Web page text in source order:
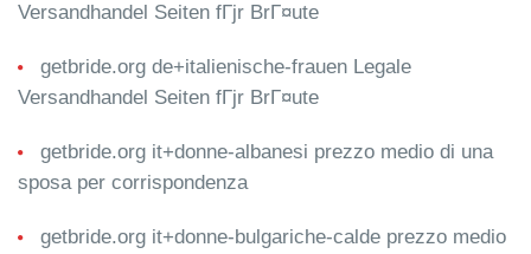
Versandhandel Seiten fГјr BrГ¤ute
getbride.org de+italienische-frauen Legale
Versandhandel Seiten fГјr BrГ¤ute
getbride.org it+donne-albanesi prezzo medio di una
sposa per corrispondenza
getbride.org it+donne-bulgariche-calde prezzo medio